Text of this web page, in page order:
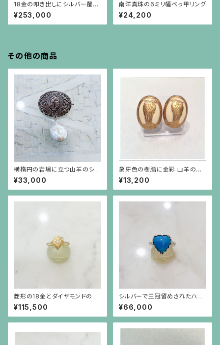
18金の叩き出しにシルバー覆
輪、べっ甲台の指輪
¥253,000
南洋真珠の6ミリ幅べっ甲リング
¥24,200
その他の商品
横楕円の岩場に立つ山羊のシル
バープレートに白い大粒バロッ
クパールが揺れるブローチ兼ペ
ンダント
¥33,000
象牙色の樹脂に金彩 山羊のイ
ヤリング 楕円
¥13,200
菱形の18金とダイヤモンドの華
奢なリング（大）
¥115,500
シルバーで王冠留めされたハー
トシェイプのターコイズ（11.61c
t）のリング
¥66,000